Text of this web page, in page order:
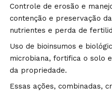
Controle de erosão e
contenção e preservação
nutrientes e perda de
Uso de bioinsumos e
microbiana, fortifica o solo
da propriedade.
Essas ações, combinadas,